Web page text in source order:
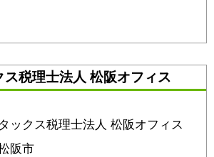
ス税理士法人 松阪オフィス
ックス税理士法人 松阪オフィス
阪市